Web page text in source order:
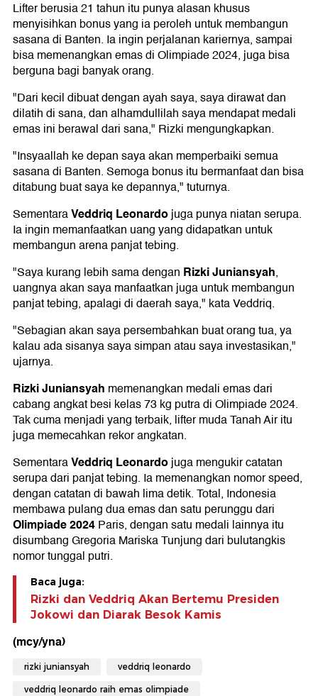
Lifter berusia 21 tahun itu punya alasan khusus
menyisihkan bonus yang ia peroleh untuk membangun
sasana di Banten. Ia ingin perjalanan kariernya, sampai
bisa memenangkan emas di Olimpiade 2024, juga bisa
berguna bagi banyak orang.
"Dari kecil dibuat dengan ayah saya, saya dirawat dan
dilatih di sana, dan alhamdullilah saya mendapat medali
emas ini berawal dari sana," Rizki mengungkapkan.
"Insyaallah ke depan saya akan memperbaiki semua
sasana di Banten. Semoga bonus itu bermanfaat dan bisa
ditabung buat saya ke depannya," tuturnya.
SementaraVeddriq Leonardojuga punya niatan serupa.
Ia ingin memanfaatkan uang yang didapatkan untuk
membangun arena panjat tebing.
"Saya kurang lebih sama dengan Rizki Juniansyah,
uangnya akan saya manfaatkan juga untuk membangun
panjat tebing, apalagi di daerah saya," kata Veddriq.
"Sebagian akan saya persembahkan buat orang tua, ya
kalau ada sisanya saya simpan atau saya investasikan,"
ujarnya.
Rizki Juniansyah memenangkan medali emas dari
cabang angkat besi kelas 73 kg putra di Olimpiade 2024.
Tak cuma menjadi yang terbaik, lifter muda Tanah Air itu
juga memecahkan rekor angkatan.
SementaraVeddriq Leonardojuga mengukir catatan
serupa dari panjat tebing. Ia memenangkan nomor speed,
dengan catatan di bawah lima detik. Total, Indonesia
membawa pulang dua emas dan satu perunggu dari
Olimpiade 2024Paris, dengan satu medali lainnya itu
disumbang Gregoria Mariska Tunjung dari bulutangkis
nomor tunggal putri.
Baca juga:
Rizki dan Veddriq Akan Bertemu Presiden
Jokowi dan Diarak Besok Kamis
(mcy/yna)
rizki juniansyah veddriq leonardo
veddriq leonardo raih emas olimpiade